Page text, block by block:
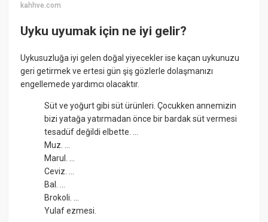
kahhve.com
Uyku uyumak için ne iyi gelir?
Uykusuzluğa iyi gelen doğal yiyecekler ise kaçan uykunuzu
geri getirmek ve ertesi gün şiş gözlerle dolaşmanızı
engellemede yardımcı olacaktır.
Süt ve yoğurt gibi süt ürünleri. Çocukken annemizin
bizi yatağa yatırmadan önce bir bardak süt vermesi
tesadüf değildi elbette. ...
Muz. ...
Marul. ...
Ceviz. ...
Bal. ...
Brokoli. ...
Yulaf ezmesi.